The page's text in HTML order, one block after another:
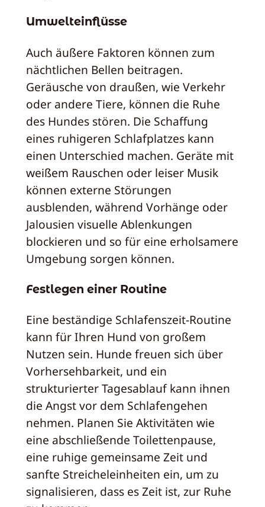
Umwelteinflüsse
Auch äußere Faktoren können zum
nächtlichen Bellen beitragen.
Geräusche von draußen, wie Verkehr
oder andere Tiere, können die Ruhe
des Hundes stören. Die Schaffung
eines ruhigeren Schlafplatzes kann
einen Unterschied machen. Geräte mit
weißem Rauschen oder leiser Musik
können externe Störungen
ausblenden, während Vorhänge oder
Jalousien visuelle Ablenkungen
blockieren und so für eine erholsamere
Umgebung sorgen können.
Festlegen einer Routine
Eine beständige Schlafenszeit-Routine
kann für Ihren Hund von großem
Nutzen sein. Hunde freuen sich über
Vorhersehbarkeit, und ein
strukturierter Tagesablauf kann ihnen
die Angst vor dem Schlafengehen
nehmen. Planen Sie Aktivitäten wie
eine abschließende Toilettenpause,
eine ruhige gemeinsame Zeit und
sanfte Streicheleinheiten ein, um zu
signalisieren, dass es Zeit ist, zur Ruhe